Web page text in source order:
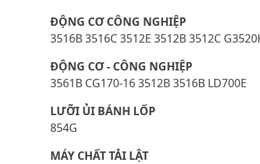
ĐỘNG CƠ CÔNG NGHIỆP
3516B 3516C 3512E 3512B 3512C
ĐỘNG CƠ - CÔNG NGHIỆP
3561B CG170-16 3512B 3516B LD700E
LƯỠI ỦI BÁNH LỐP
854G
MÁY CHẤT TẢI LẬT